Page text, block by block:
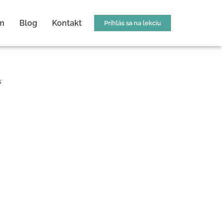
Blog Kontakt Prihlás sa na lekciu